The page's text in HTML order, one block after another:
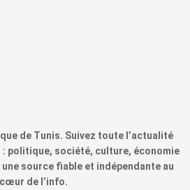
de Tunis. Suivez toute l’actualité
: politique, société, culture, économie
source fiable et indépendante au
cœur de l’info.